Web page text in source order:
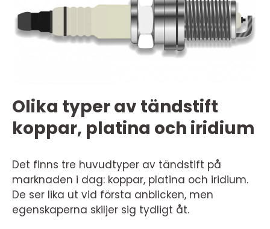
Olika typer av tändstift
koppar, platina och iridium
Det finns tre huvudtyper av tändstift på
marknaden i dag: koppar, platina och iridium.
De ser lika ut vid första anblicken, men
egenskaperna skiljer sig tydligt åt.